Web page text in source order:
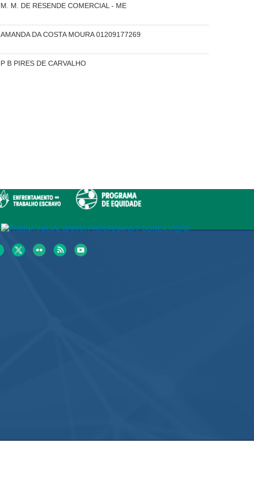
M. M. DE RESENDE COMERCIAL - ME
AMANDA DA COSTA MOURA 01209177269
P B PIRES DE CARVALHO